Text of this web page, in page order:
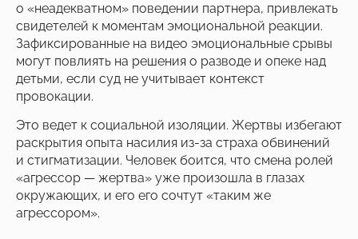
о «неадекватном» поведении партнера, привлекать
свидетелей к моментам эмоциональной реакции.
Зафиксированные на видео эмоциональные срывы
могут повлиять на решения о разводе и опеке над
детьми, если суд не учитывает контекст
провокации.
Это ведет к социальной изоляции. Жертвы избегают
раскрытия опыта насилия из-за страха обвинений
и стигматизации. Человек боится, что смена ролей
«агрессор — жертва» уже произошла в глазах
окружающих, и его его сочтут «таким же
агрессором».